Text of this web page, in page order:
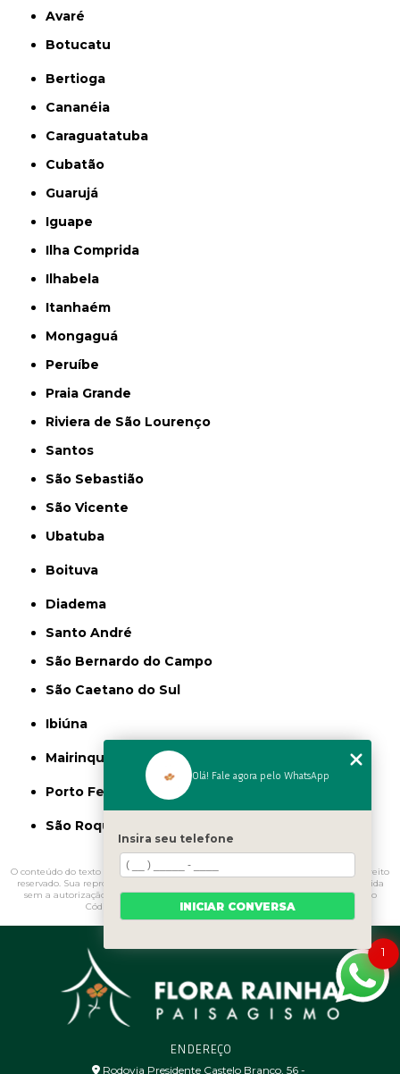
Avaré
Botucatu
Bertioga
Cananéia
Caraguatatuba
Cubatão
Guarujá
Iguape
Ilha Comprida
Ilhabela
Itanhaém
Mongaguá
Peruíbe
Praia Grande
Riviera de São Lourenço
Santos
São Sebastião
São Vicente
Ubatuba
Boituva
Diadema
Santo André
São Bernardo do Campo
São Caetano do Sul
Ibiúna
Mairinque
Porto Feliz
São Roque
O conteúdo do texto " Pedras Decorativas para Jardim Porto Feliz
" é de direito
reservado. Sua reprodução, parcial ou total, mesmo citando nossos links, é proibida
sem a autorização do autor. Crime de violação de direito autoral – artigo 184 do
Código Penal –
Lei 9610/98 - Lei de direitos autorais
ENDEREÇO
Rodovia Presidente Castelo Branco, 56 - ㅤ
1
Olá! Fale agora pelo WhatsApp
Insira seu telefone
INICIAR CONVERSA